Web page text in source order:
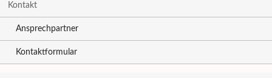
Kontakt
Ansprechpartner
Kontaktformular